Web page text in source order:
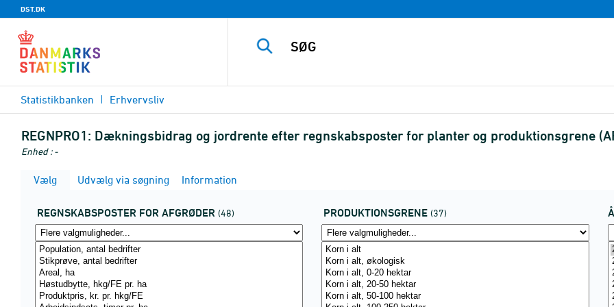
DST.DK
Statistikbanken Erhvervsliv
REGNPRO1: Dækningsbidrag og jordrente efter regnskabsposter for planter og produktionsgrene
Enhed : -
Vælg Udvælg via søgning Information
REGNSKABSPOSTER FOR AFGRØDER (48) PRODUKTIONSGRENE (37)